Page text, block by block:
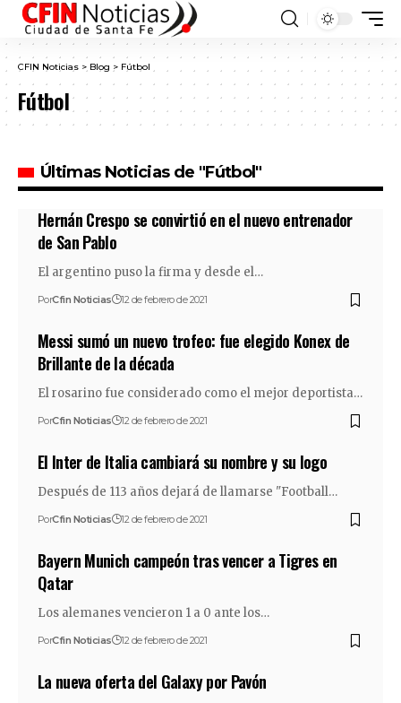
CFIN Noticias > Blog > Fútbol
Fútbol
Últimas Noticias de "Fútbol"
Hernán Crespo se convirtió en el nuevo entrenador
de San Pablo
El argentino puso la firma y desde el…
PorCfin Noticias 12 de febrero de 2021
Messi sumó un nuevo trofeo: fue elegido Konex de
Brillante de la década
El rosarino fue considerado como el mejor deportista…
PorCfin Noticias 12 de febrero de 2021
El Inter de Italia cambiará su nombre y su logo
Después de 113 años dejará de llamarse "Football…
PorCfin Noticias 12 de febrero de 2021
Bayern Munich campeón tras vencer a Tigres en
Qatar
Los alemanes vencieron 1 a 0 ante los…
PorCfin Noticias 12 de febrero de 2021
La nueva oferta del Galaxy por Pavón